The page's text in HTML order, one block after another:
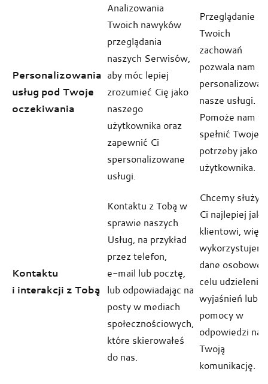
Personalizowania
usług pod Twoje
oczekiwania
Analizowania
Twoich nawyków
przeglądania
naszych Serwisów,
aby móc lepiej
zrozumieć Cię jako
naszego
użytkownika oraz
zapewnić Ci
spersonalizowane
usługi.
Przeglądanie
Twoich
zachowań
pozwala nam
personalizować
nasze usługi.
Pomoże nam to
spełnić Twoje
potrzeby jako
użytkownika.
Kontaktu
i interakcji z Tobą
Kontaktu z Tobą w
sprawie naszych
Usług, na przykład
przez telefon,
e-mail lub pocztę,
lub odpowiadając na
posty w mediach
społecznościowych,
które skierowałeś
do nas.
Chcemy służyć
Ci najlepiej jako
klientowi, więc
dane osobowe
celu udzielenia
wyjaśnień lub
pomocy w
odpowiedzi na
Twoją
komunikację.